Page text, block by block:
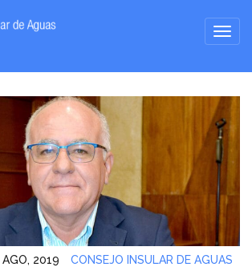
AGO, 2019 CONSEJO INSULAR DE AGUAS